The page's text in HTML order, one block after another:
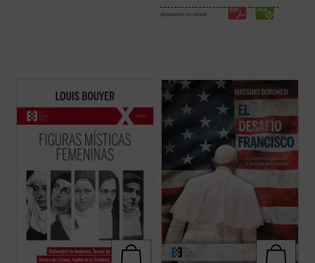
disponible en ebook:
Desde Hadewijch de Amberes hasta Edith
Stein, pasando por Teresa de Ávila, Teresa
del Niño Jesús e Isabel de la Trinidad: cinco
místicas, cinco personalidades
excepcionales, que impulsan un
renacimiento interior necesario para la
Iglesia tanto ...(ver ficha)
Borghesi analiza el drama interno que hoy
desgarra a la Iglesia —que transita entre el
neoconservadurismo y el «hospital de
campaña»—, sus orígenes y sus
protagonistas, y el riesgo de que pueda
conducir a un «cisma» ...
(ver ficha)